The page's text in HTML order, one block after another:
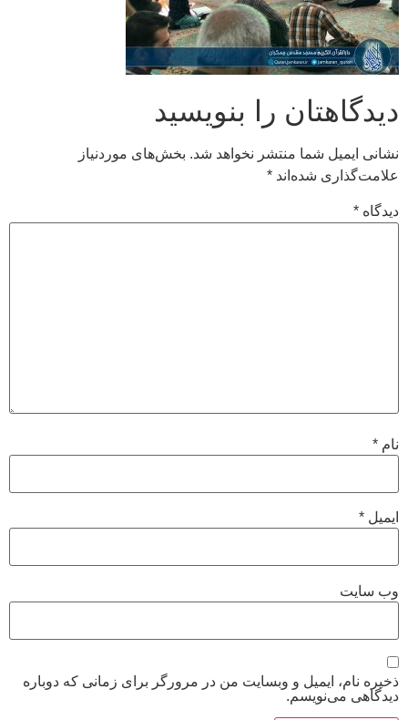
دیدگاهتان را بنویسید
نشانی ایمیل شما منتشر نخواهد شد. بخش‌های موردنیاز
علامت‌گذاری شده‌اند *
دیدگاه *
نام *
ایمیل *
وب‌ سایت
ذخیره نام، ایمیل و وبسایت من در مرورگر برای زمانی که دوباره
دیدگاهی می‌نویسم.